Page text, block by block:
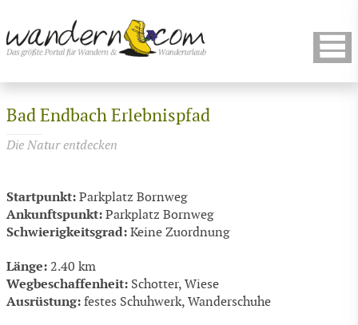
Bad Endbach Erlebnispfad
Die Natur entdecken
Startpunkt: Parkplatz Bornweg
Ankunftspunkt: Parkplatz Bornweg
Schwierigkeitsgrad: Keine Zuordnung
Länge: 2.40 km
Wegbeschaffenheit: Schotter, Wiese
Ausrüstung: festes Schuhwerk, Wanderschuhe